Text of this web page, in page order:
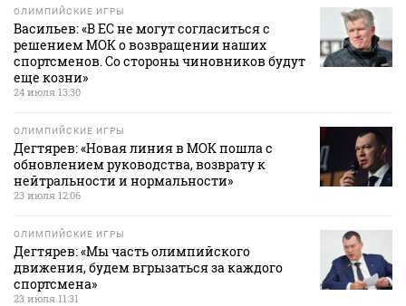
ОЛИМПИЙСКИЕ ИГРЫ
Васильев: «В ЕС не могут согласиться с
решением МОК о возвращении наших
спортсменов. Со стороны чиновников будут
еще козни»
24 июля 13:30
ОЛИМПИЙСКИЕ ИГРЫ
Дегтярев: «Новая линия в МОК пошла с
обновлением руководства, возврату к
нейтральности и нормальности»
23 июля 12:06
ОЛИМПИЙСКИЕ ИГРЫ
Дегтярев: «Мы часть олимпийского
движения, будем вгрызаться за каждого
спортсмена»
23 июля 11:31